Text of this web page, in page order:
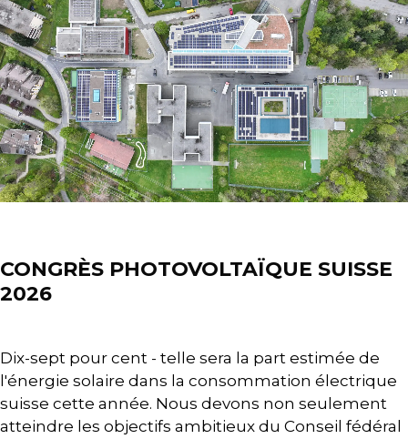
CONGRÈS PHOTOVOLTAÏQUE SUISSE
2026
Dix-sept pour cent - telle sera la part estimée de
l'énergie solaire dans la consommation électrique
suisse cette année. Nous devons non seulement
atteindre les objectifs ambitieux du Conseil fédéral